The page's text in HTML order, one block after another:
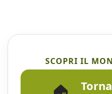
SCOPRI IL